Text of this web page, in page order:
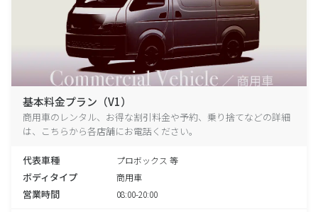
基本料金プラン（V1）
商用車のレンタル、お得な割引料金や予約、乗り捨てなどの詳細
は、こちらから各店舗にお電話ください。
代表車種 プロボックス 等
ボディタイプ 商用車
営業時間 08:00-20:00